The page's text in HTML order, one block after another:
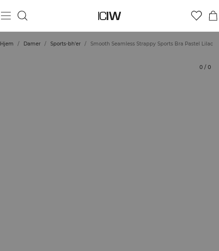
Hjem / Damer / Sports-bh'er / Smooth Seamless Strappy Sports Bra Pastel Lilac
0 / 0